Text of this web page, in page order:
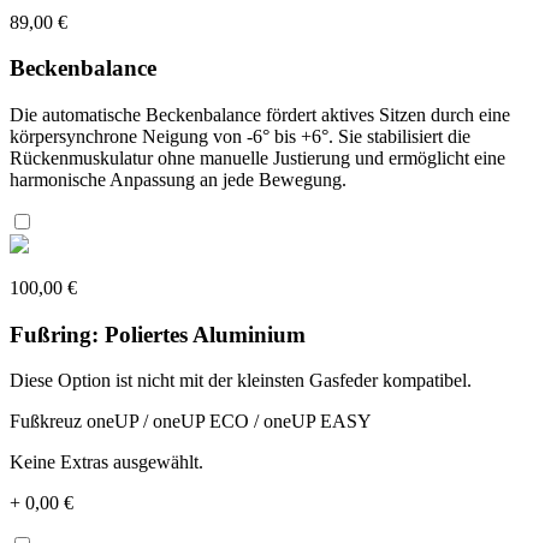
89,00 €
Beckenbalance
Die automatische Beckenbalance fördert aktives Sitzen durch eine
körpersynchrone Neigung von -6° bis +6°. Sie stabilisiert die
Rückenmuskulatur ohne manuelle Justierung und ermöglicht eine
harmonische Anpassung an jede Bewegung.
100,00 €
Fußring: Poliertes Aluminium
Diese Option ist nicht mit der kleinsten Gasfeder kompatibel.
Fußkreuz oneUP / oneUP ECO / oneUP EASY
Keine Extras ausgewählt.
+ 0,00 €